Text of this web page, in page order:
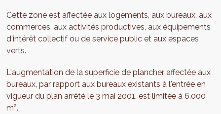
Cette zone est affectée aux logements, aux bureaux, aux
commerces, aux activités productives, aux équipements
d'intérêt collectif ou de service public et aux espaces
verts.
L'augmentation de la superficie de plancher affectée aux
bureaux, par rapport aux bureaux existants à l'entrée en
vigueur du plan arrêté le 3 mai 2001, est limitée à 6.000
m².